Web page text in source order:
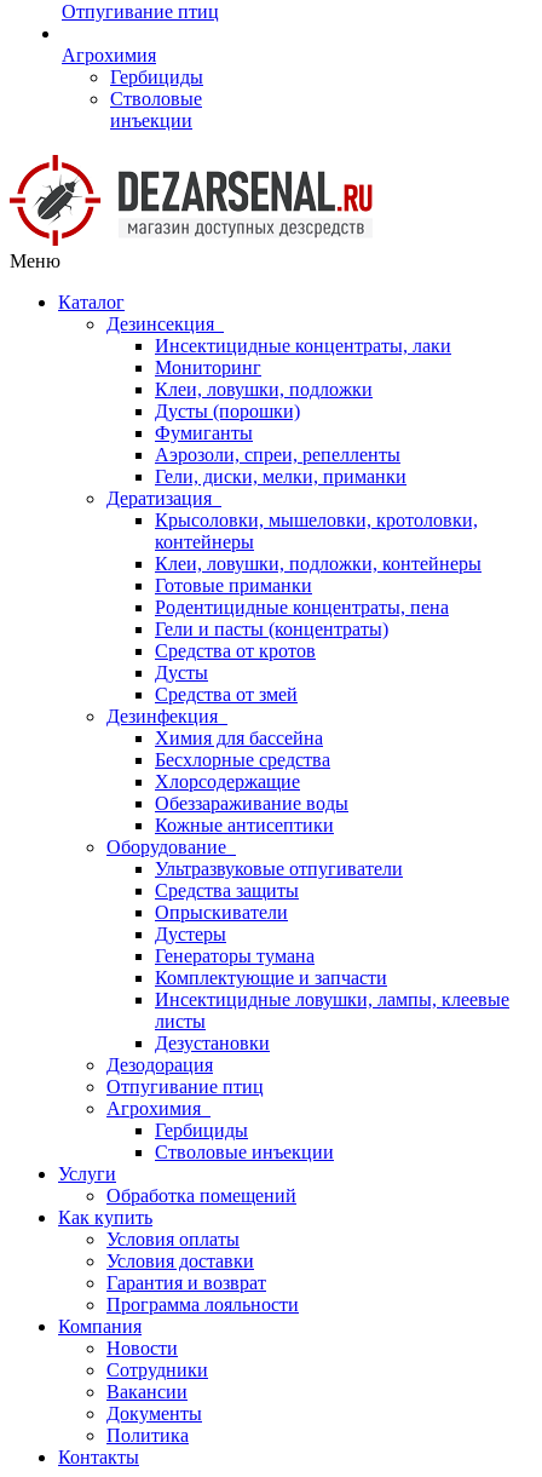
Отпугивание птиц
Агрохимия
Гербициды
Стволовые
инъекции
Меню
Каталог
Дезинсекция
Инсектицидные концентраты, лаки
Мониторинг
Клеи, ловушки, подложки
Дусты (порошки)
Фумиганты
Аэрозоли, спреи, репелленты
Гели, диски, мелки, приманки
Дератизация
Крысоловки, мышеловки, кротоловки,
контейнеры
Клеи, ловушки, подложки, контейнеры
Готовые приманки
Родентицидные концентраты, пена
Гели и пасты (концентраты)
Средства от кротов
Дусты
Средства от змей
Дезинфекция
Химия для бассейна
Бесхлорные средства
Хлорсодержащие
Обеззараживание воды
Кожные антисептики
Оборудование
Ультразвуковые отпугиватели
Средства защиты
Опрыскиватели
Дустеры
Генераторы тумана
Комплектующие и запчасти
Инсектицидные ловушки, лампы, клеевые
листы
Дезустановки
Дезодорация
Отпугивание птиц
Агрохимия
Гербициды
Стволовые инъекции
Услуги
Обработка помещений
Как купить
Условия оплаты
Условия доставки
Гарантия и возврат
Программа лояльности
Компания
Новости
Сотрудники
Вакансии
Документы
Политика
Контакты